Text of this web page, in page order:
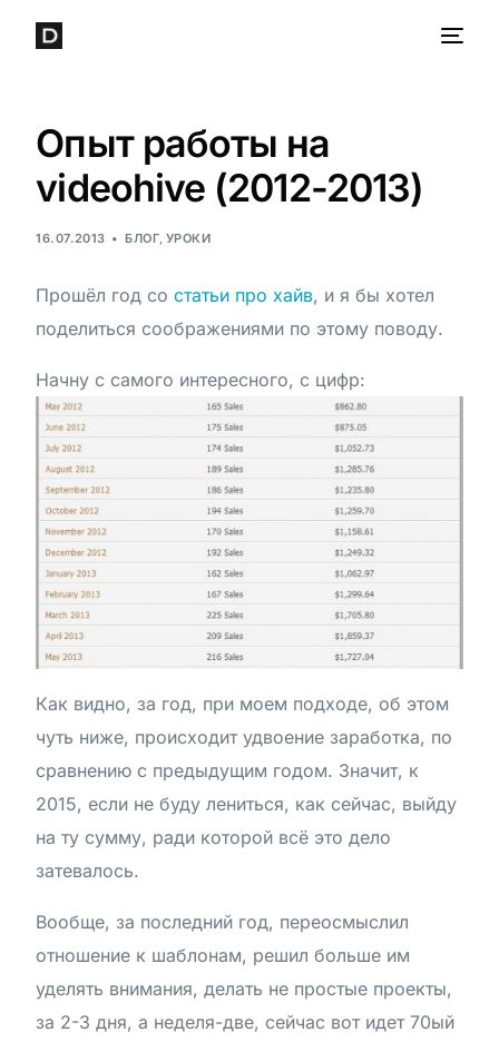
Опыт работы на
videohive (2012-2013)
16.07.2013 БЛОГ,УРОКИ
Прошёл год состатьи про хайв, и я бы хотел
поделиться соображениями по этому поводу.
Начну с самого интересного, с цифр:
Как видно, за год, при моем подходе, об этом
чуть ниже, происходит удвоение заработка, по
сравнению с предыдущим годом. Значит, к
2015, если не буду лениться, как сейчас, выйду
на ту сумму, ради которой всё это дело
затевалось.
Вообще, за последний год, переосмыслил
отношение к шаблонам, решил больше им
уделять внимания, делать не простые проекты,
за 2-3 дня, а неделя-две, сейчас вот идет 70ый